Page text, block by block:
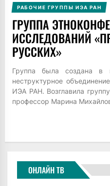
РАБОЧИЕ ГРУППЫ ИЭА РАН
ГРУППА
ИССЛЕДОВАНИЙ
РУССКИХ»
Группа была создана в
неструктурное
ИЭА РАН. Возглавила
профессор Марина
ОНЛАЙН ТВ